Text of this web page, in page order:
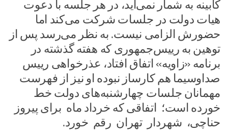
کابینه به شمار نمی‌آید، در هر جلسه با دعوت
هیات دولت در جلسات شرکت می‌کند اما
حضورش الزامی نیست. به نظر می‌رسد پس از
توهین به رییس‌جمهوری که هفته گذشته در
برنامه «زاویه» اتفاق افتاد، عذرخواهی رییس
صداوسیما هم کارساز نبوده او نیز از فهرست
مهمانان جلسات چهارشنبه‌های دولت خط
خورده است؛ اتفاقی که خرداد ماه برای پیروز
حناچی، شهردار تهران رقم خورد.